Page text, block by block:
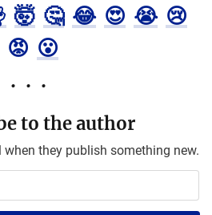
🤯 🤔 😂 😍 😭 😢
😡 😮
to the author
they publish something new.